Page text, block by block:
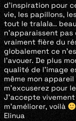
d’inspiration pour
vie, les papillons,
tout le tralala..
n’apparaissent pas
vraiment fière du
globalement ce
l’avouer. De plus
qualité de l’image
même mon
m’excuserez pour
J’accepte
m’améliorer, voilà
Elinua